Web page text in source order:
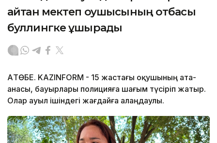
айтқан мектеп оқушысының отбасы
буллингке ұшырады
АҚТӨБЕ. KAZINFORM - 15 жастағы оқушының ата-
анасы, бауырлары полицияға шағым түсіріп жатыр.
Олар ауыл ішіндегі жағдайға алаңдаулы.